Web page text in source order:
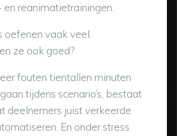
reanimatietrainingen.
oefenen vaak veel.
ze ook goed?
fouten tientallen minuten
tijdens scenario’s, bestaat
deelnemers juist verkeerde
En onder stress